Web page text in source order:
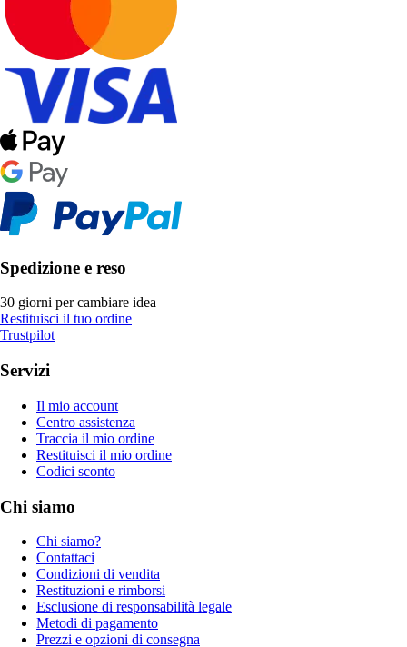
Spedizione e reso
30 giorni per cambiare idea
Restituisci il tuo ordine
Trustpilot
Servizi
Il mio account
Centro assistenza
Traccia il mio ordine
Restituisci il mio ordine
Codici sconto
Chi siamo
Chi siamo?
Contattaci
Condizioni di vendita
Restituzioni e rimborsi
Esclusione di responsabilità legale
Metodi di pagamento
Prezzi e opzioni di consegna